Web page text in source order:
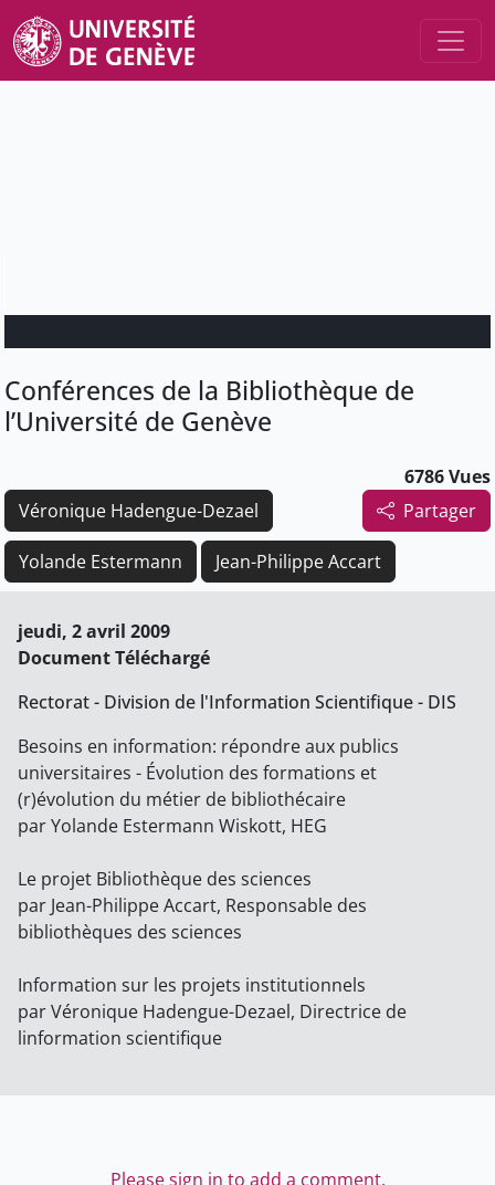
Conférences de la Bibliothèque de
l’Université de Genève
6786 Vues
Partager
Véronique Hadengue-Dezael
Yolande Estermann Jean-Philippe Accart
jeudi, 2 avril 2009
Document Téléchargé
Rectorat - Division de l'Information Scientifique - DIS
Besoins en information: répondre aux publics
universitaires - Évolution des formations et
(r)évolution du métier de bibliothécaire
par Yolande Estermann Wiskott, HEG
Le projet Bibliothèque des sciences
par Jean-Philippe Accart, Responsable des
bibliothèques des sciences
Information sur les projets institutionnels
par Véronique Hadengue-Dezael, Directrice de
linformation scientifique
Please sign in to add a comment.